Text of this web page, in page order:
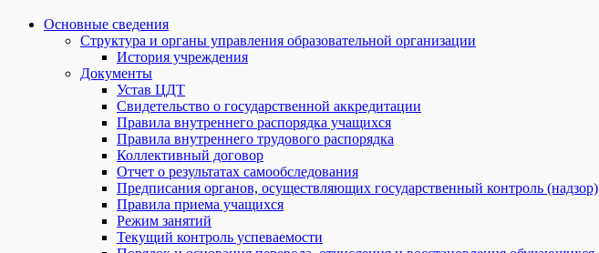
Основные сведения
Структура и органы управления образовательной организации
История учреждения
Документы
Устав ЦДТ
Свидетельство о государственной аккредитации
Правила внутреннего распорядка учащихся
Правила внутреннего трудового распорядка
Коллективный договор
Отчет о результатах самообследования
Предписания органов, осуществляющих государственный контроль (надзор)
Правила приема учащихся
Режим занятий
Текущий контроль успеваемости